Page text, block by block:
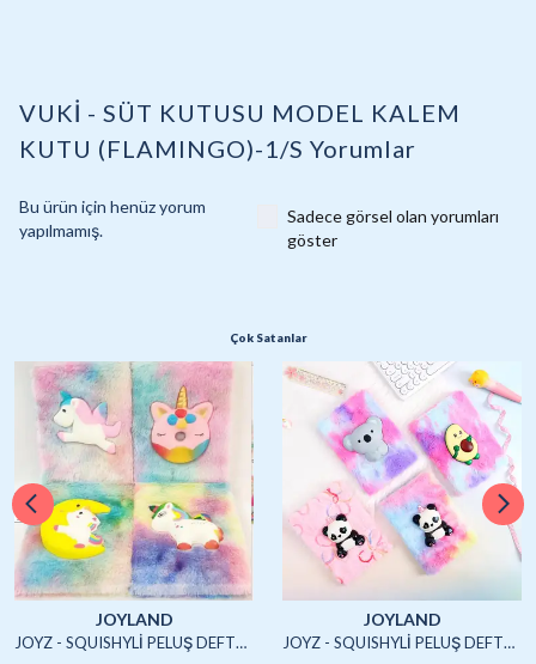
VUKİ - SÜT KUTUSU MODEL KALEM
KUTU (FLAMINGO)-1/S Yorumlar
Bu ürün için henüz yorum
yapılmamış.
Sadece görsel olan yorumları
göster
Çok Satanlar
JOYLAND
JOYZ - SQUISHYLİ PELUŞ DEFTER A5 (UNICORN2)-4/S
JOYLAND
JOYZ - SQUISHYLİ PELUŞ DEFTER A5 (HAYVANLAR)-4/S